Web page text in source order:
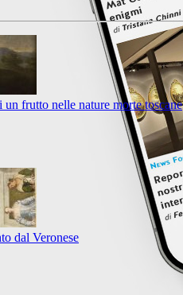
frutto nelle nature morte toscane
dal Veronese